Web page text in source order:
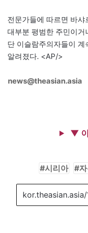
전문가들에 따르면 바
대부분 평범한 주민이
단 이슬람주의자들이
알려졌다. <AP/>
news@theasian.asia
▼
시리아